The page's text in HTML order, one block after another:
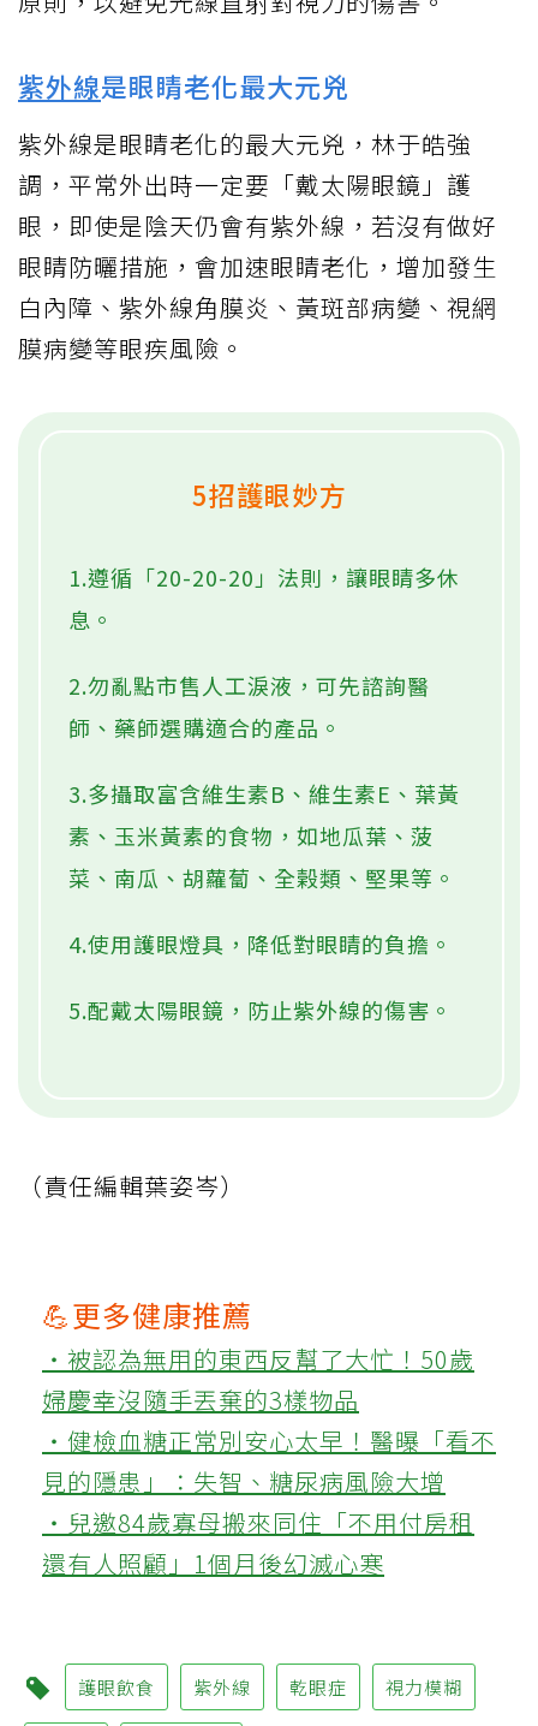
紫外線是眼睛老化最大元兇
紫外線是眼睛老化的最大元兇，林于皓強
調，平常外出時一定要「戴太陽眼鏡」護
眼，即使是陰天仍會有紫外線，若沒有做好
眼睛防曬措施，會加速眼睛老化，增加發生
白內障、紫外線角膜炎、黃斑部病變、視網
膜病變等眼疾風險。
5招護眼妙方
1.遵循「20-20-20」法則，讓眼睛多休
息。
2.勿亂點市售人工淚液，可先諮詢醫
師、藥師選購適合的產品。
3.多攝取富含維生素B、維生素E、葉黃
素、玉米黃素的食物，如地瓜葉、菠
菜、南瓜、胡蘿蔔、全榖類、堅果等。
4.使用護眼燈具，降低對眼睛的負擔。
5.配戴太陽眼鏡，防止紫外線的傷害。
（責任編輯葉姿岑）
💪更多健康推薦
‧被認為無用的東西反幫了大忙！50歲
婦慶幸沒隨手丟棄的3樣物品
‧健檢血糖正常別安心太早！醫曝「看不
見的隱患」：失智、糖尿病風險大增
‧兒邀84歲寡母搬來同住「不用付房租
還有人照顧」1個月後幻滅心寒
護眼飲食 紫外線 乾眼症 視力模糊